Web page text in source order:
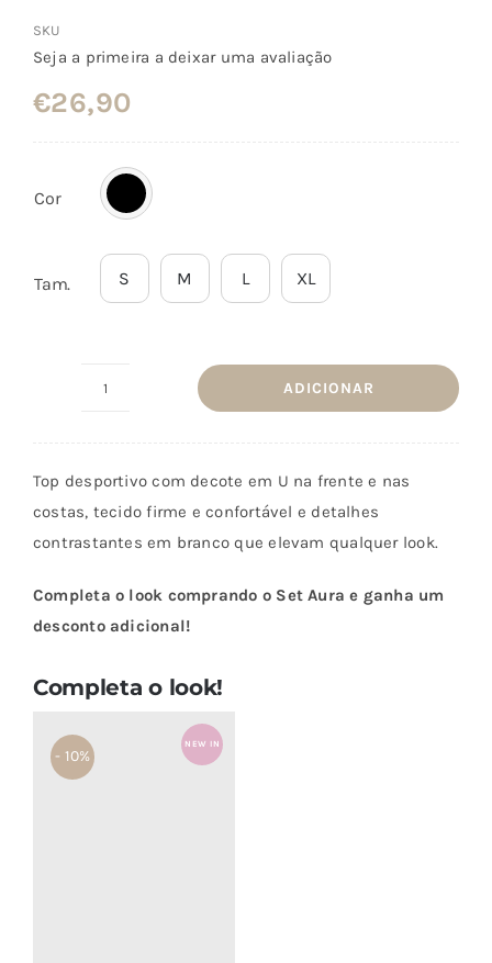
SKU
Seja a primeira a deixar uma avaliação
€26,90
Cor
Tam. S M L XL
Aura
Preto
ADICIONAR
Top desportivo com decote em U na frente e nas
costas, tecido firme e confortável e detalhes
contrastantes em branco que elevam qualquer look.
Completa o look comprando o Set Aura e ganha um
desconto adicional!
Completa o look!
NEW IN
- 10%